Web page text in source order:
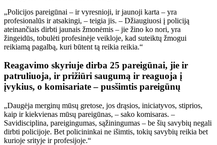
„Policijos pareigūnai – ir vyresnioji, ir jaunoji karta – yra
profesionalūs ir atsakingi, – teigia jis. – Džiaugiuosi į policiją
ateinančiais dirbti jaunais žmonėmis – jie žino ko nori, yra
žingeidūs, tobulėti profesinėje veikloje, kad suteiktų žmogui
reikiamą pagalbą, kuri būtent tą reikia reikia.“
Reagavimo skyriuje dirba 25 pareigūnai, jie ir
patruliuoja, ir prižiūri saugumą ir reaguoja į
įvykius, o komisariate – pusšimtis pareigūnų
„Daugėja merginų mūsų gretose, jos drąsios, iniciatyvos, stiprios,
kaip ir kiekvienas mūsų pareigūnas, – sako komisaras. –
Savidisciplina, pareigingumas, sąžiningumas – be šių savybių negali
dirbti policijoje. Bet policininkai ne išimtis, tokių savybių reikia bet
kurioje srityje ir profesijoje.“